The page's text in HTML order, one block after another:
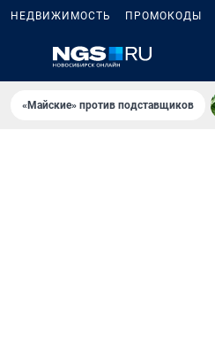
НЕДВИЖИМОСТЬ ПРОМОКОДЫ
«Майские» против подставщиков